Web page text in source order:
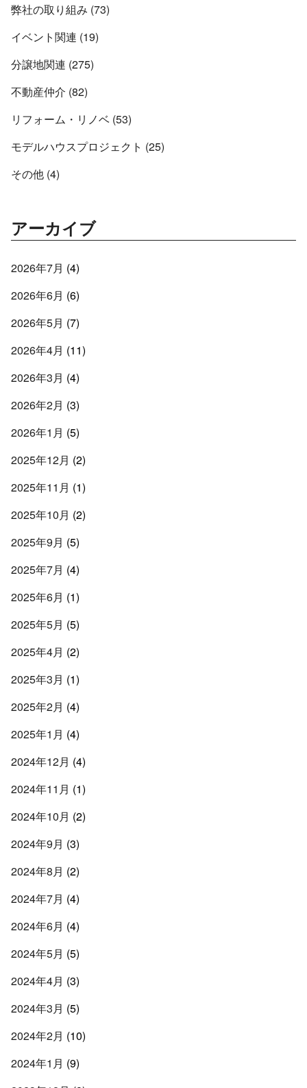
弊社の取り組み (73)
イベント関連 (19)
分譲地関連 (275)
不動産仲介 (82)
リフォーム・リノベ (53)
モデルハウスプロジェクト (25)
その他 (4)
アーカイブ
2026年7月 (4)
2026年6月 (6)
2026年5月 (7)
2026年4月 (11)
2026年3月 (4)
2026年2月 (3)
2026年1月 (5)
2025年12月 (2)
2025年11月 (1)
2025年10月 (2)
2025年9月 (5)
2025年7月 (4)
2025年6月 (1)
2025年5月 (5)
2025年4月 (2)
2025年3月 (1)
2025年2月 (4)
2025年1月 (4)
2024年12月 (4)
2024年11月 (1)
2024年10月 (2)
2024年9月 (3)
2024年8月 (2)
2024年7月 (4)
2024年6月 (4)
2024年5月 (5)
2024年4月 (3)
2024年3月 (5)
2024年2月 (10)
2024年1月 (9)